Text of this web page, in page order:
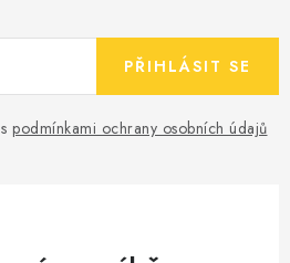
podmínkami ochrany osobních údajů
PŘIHLÁSIT SE